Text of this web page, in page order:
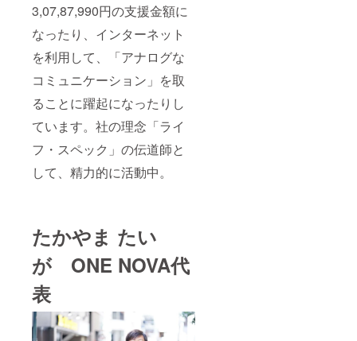
3,07,87,990円の支援金額に
なったり、インターネット
を利用して、「アナログな
コミュニケーション」を取
ることに躍起になったりし
ています。社の理念「ライ
フ・スペック」の伝道師と
して、精力的に活動中。
たかやま たい
が ONE NOVA代
表